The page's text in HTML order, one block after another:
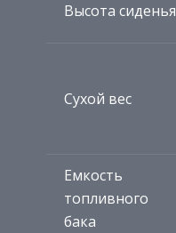
Высота сиденья
Сухой вес
Емкость
топливного
бака